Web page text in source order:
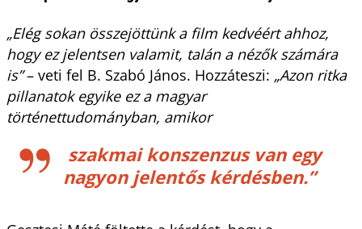
„Elég sokan összejöttünk a film kedvéért ahhoz,
hogy ez jelentsen valamit, talán a nézők számára
is”– veti fel B. Szabó János. Hozzáteszi: „Azon ritka
pillanatok egyike ez a magyar
történettudományban, amikor
szakmai konszenzus van egy
nagyon jelentős kérdésben.”